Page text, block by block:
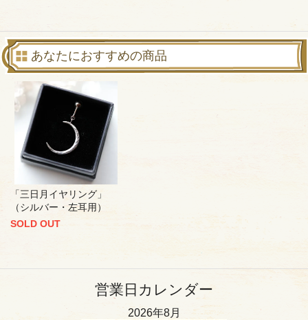
あなたにおすすめの商品
「三日月イヤリング」
（シルバー・左耳用）
SOLD OUT
営業日カレンダー
2026年8月